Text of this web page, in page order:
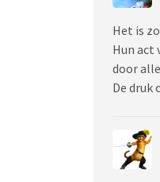
Het is
Hun act
door
De druk